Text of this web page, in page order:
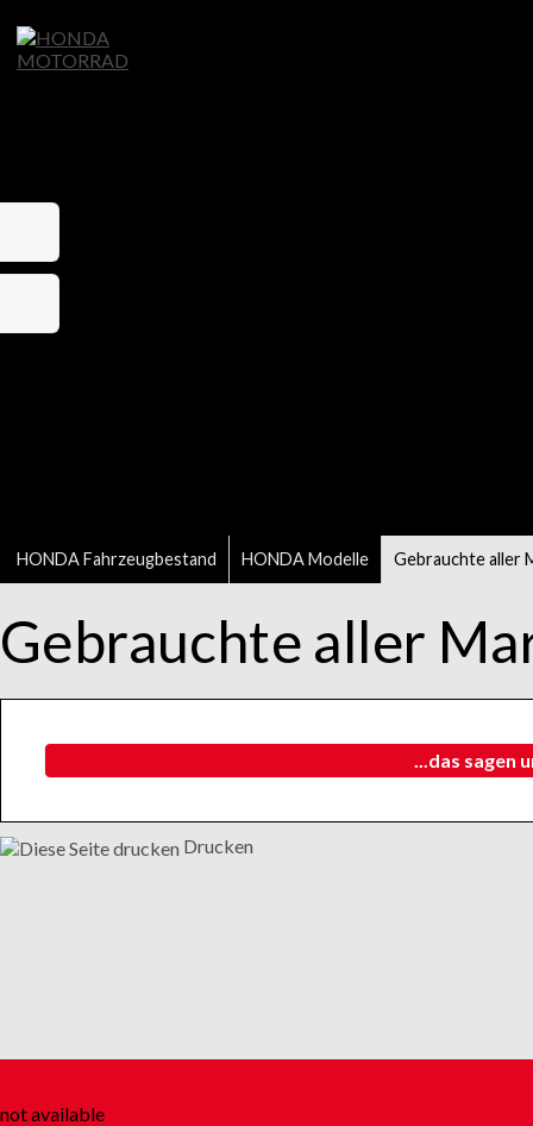
HONDA Fahrzeugbestand HONDA Modelle Gebrauchte aller
Gebrauchte aller
...das sagen
Drucken
not available